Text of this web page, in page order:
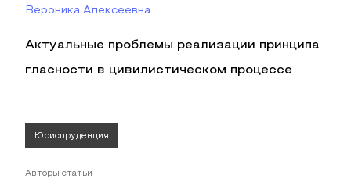
Вероника Алексеевна
Актуальные проблемы реализации принципа
гласности в цивилистическом процессе
Юриспруденция
Авторы статьи